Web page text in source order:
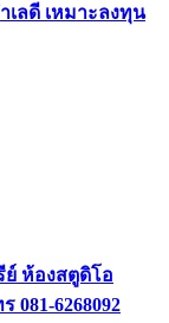
ลดี เหมาะลงทุน
ย์ ห้องสตูดิโอ
081-6268092